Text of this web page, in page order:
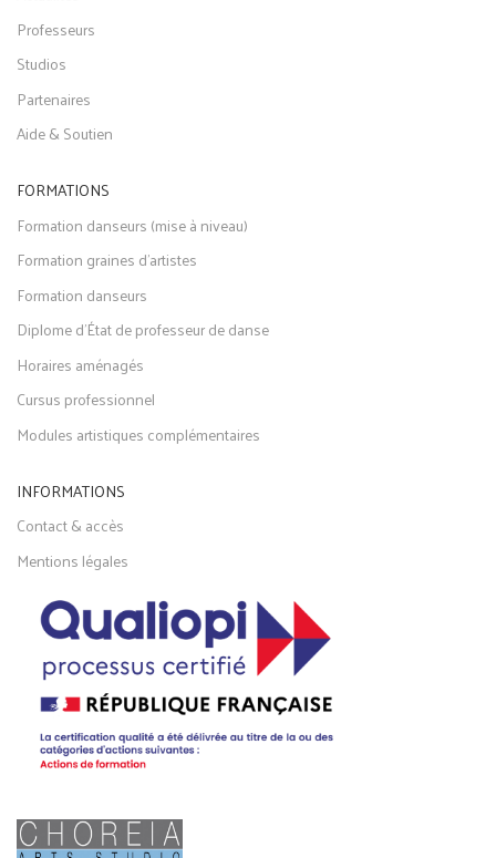
Professeurs
Studios
Partenaires
Aide & Soutien
FORMATIONS
Formation danseurs (mise à niveau)
Formation graines d'artistes
Formation danseurs
Diplome d'État de professeur de danse
Horaires aménagés
Cursus professionnel
Modules artistiques complémentaires
INFORMATIONS
Contact & accès
Mentions légales